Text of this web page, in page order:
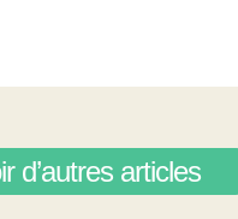
d’autres articles